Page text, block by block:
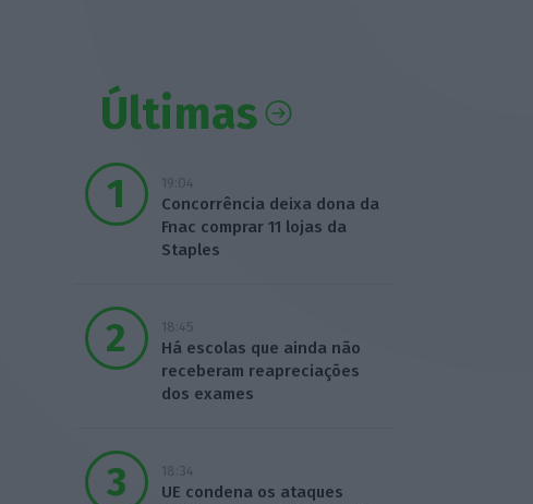
Últimas
19:04
Concorrência deixa dona da
Fnac comprar 11 lojas da
Staples
18:45
Há escolas que ainda não
receberam reapreciações
dos exames
18:34
UE condena os ataques